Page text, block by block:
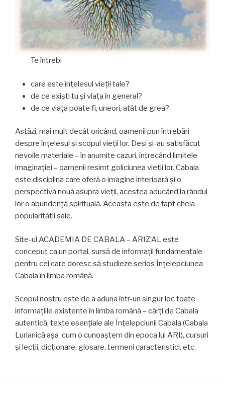
Te întrebi
care este înţelesul vieţii tale?
de ce exişti tu şi viaţa în general?
de ce viaţa poate fi, uneori, atât de grea?
Astăzi, mai mult decât oricând, oamenii pun întrebări
despre înţelesul şi scopul vieţii lor. Deşi şi-au satisfăcut
nevoile materiale – în anumite cazuri, întrecând limitele
imaginaţiei – oamenii resimt goliciunea vieţii lor. Cabala
este disciplina care oferă o imagine interioară şi o
perspectivă nouă asupra vieţii, acestea aducând la rândul
lor o abundenţă spirituală. Aceasta este de fapt cheia
popularităţii sale.
Site-ul ACADEMIA DE CABALA – ARIZ’AL este
conceput ca un portal, sursă de informaţii fundamentale
pentru cei care doresc să studieze serios Înţelepciunea
Cabala în limba română.
Scopul nostru este de a aduna într-un singur loc toate
informaţiile existente în limba română – cărţi de Cabala
autentică, texte esenţiale ale Înţelepciunii Cabala (Cabala
Lurianică așa cum o cunoaștem din epoca lui ARI), cursuri
şi lecţii, dicţionare, glosare, termeni caracteristici, etc.